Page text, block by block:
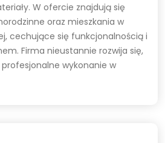
W ofercie znajdują się
oraz mieszkania w
cechujące się funkcjonalnością i
Firma nieustannie rozwija się,
wykonanie w